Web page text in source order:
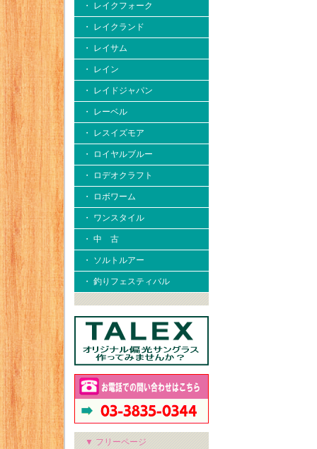
・ レイクフォーク
・ レイクランド
・ レイサム
・ レイン
・ レイドジャパン
・ レーベル
・ レスイズモア
・ ロイヤルブルー
・ ロデオクラフト
・ ロボワーム
・ ワンスタイル
・ 中 古
・ ソルトルアー
・ 釣りフェスティバル
▼ フリーページ